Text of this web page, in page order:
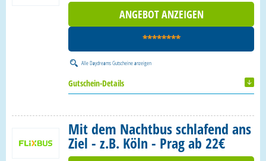
ANGEBOT ANZEIGEN
********
AlleDaydreams Gutscheineanzeigen
Gutschein-Details
Mit dem Nachtbus schlafend ans
Ziel - z.B. Köln - Prag ab 22€